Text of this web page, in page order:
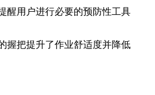
醒用户进行必要的预防性工具
握把提升了作业舒适度并降低